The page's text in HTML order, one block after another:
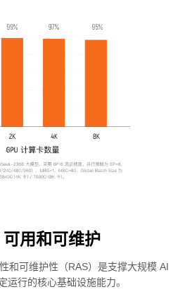
用和可维护
和可维护性（RAS）是支撑大规模 AI
运行的核心基础设施能力。